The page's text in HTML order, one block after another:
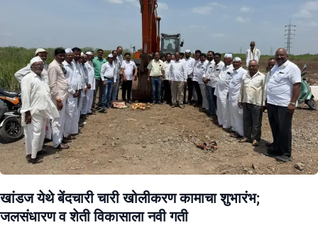
खांडज येथे बेंदचारी चारी खोलीकरण कामाचा शुभारंभ;
जलसंधारण व शेती विकासाला नवी गती